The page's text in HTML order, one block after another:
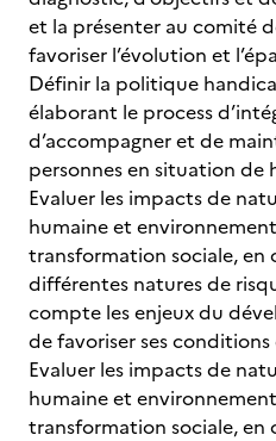
et la présenter au comité
favoriser l’évolution et
Définir la politique
élaborant le process
d’accompagner et de
personnes en situation de
Evaluer les impacts de
humaine et
transformation sociale, en
différentes natures de
compte les enjeux du
de favoriser ses
Evaluer les impacts de
humaine et
transformation sociale, en